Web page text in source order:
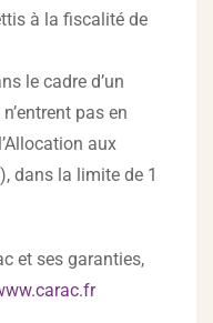
à la fiscalité de
le cadre d’un
pas en
aux
dans la limite de 1
et ses garanties,